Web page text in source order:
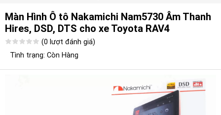
Màn Hình Ô tô Nakamichi Nam5730 Âm Thanh
Hires, DSD, DTS cho xe Toyota RAV4
(0 lượt đánh giá)
Tình trạng: Còn Hàng